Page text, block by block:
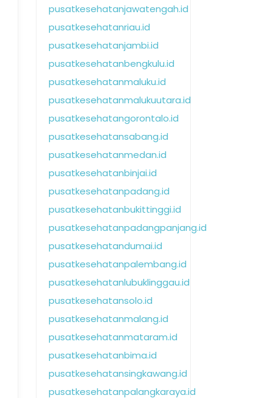
pusatkesehatanjawatengah.id
pusatkesehatanriau.id
pusatkesehatanjambi.id
pusatkesehatanbengkulu.id
pusatkesehatanmaluku.id
pusatkesehatanmalukuutara.id
pusatkesehatangorontalo.id
pusatkesehatansabang.id
pusatkesehatanmedan.id
pusatkesehatanbinjai.id
pusatkesehatanpadang.id
pusatkesehatanbukittinggi.id
pusatkesehatanpadangpanjang.id
pusatkesehatandumai.id
pusatkesehatanpalembang.id
pusatkesehatanlubuklinggau.id
pusatkesehatansolo.id
pusatkesehatanmalang.id
pusatkesehatanmataram.id
pusatkesehatanbima.id
pusatkesehatansingkawang.id
pusatkesehatanpalangkaraya.id